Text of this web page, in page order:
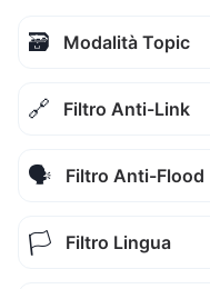
🗃️ Modalità Topic
🔗 Filtro Anti-Link
🗣️ Filtro Anti-Flood
🏳️ Filtro Lingua